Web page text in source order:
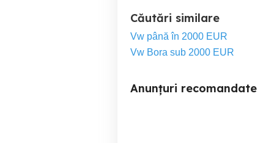
Căutări similare
Vw până în 2000 EUR
Vw Bora sub 2000 EUR
Anunțuri recomandate